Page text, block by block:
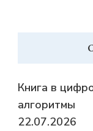
Книга в
алгоритмы
22.07.2026